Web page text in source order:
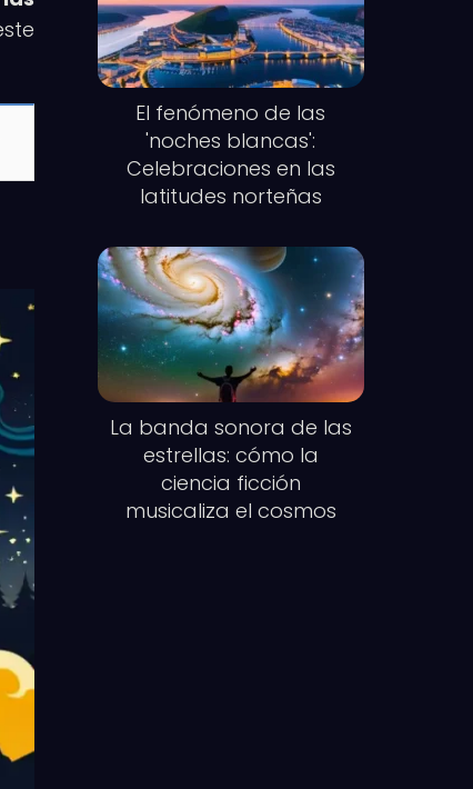
El fenómeno de las
'noches blancas':
Celebraciones en las
latitudes norteñas
La banda sonora de las
estrellas: cómo la
ciencia ficción
musicaliza el cosmos